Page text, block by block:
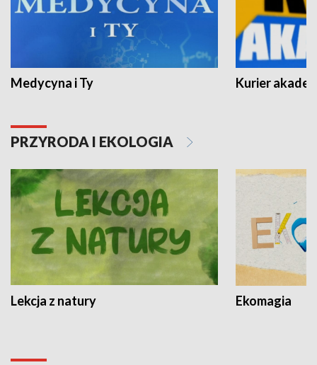
Medycyna i Ty Kurier
PRZYRODA I EKOLOGIA
Lekcja z natury Ekomagia